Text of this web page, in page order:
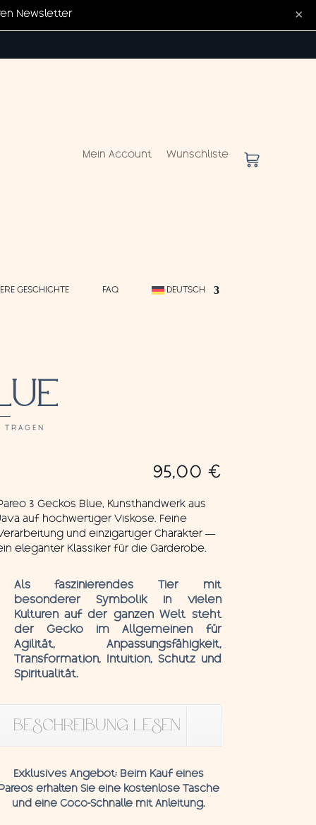
Mein Account Wunschliste
GESCHICHTE FAQ DEUTSCH
95,00 €
3 Geckos Blue, Kunsthandwerk aus
auf hochwertiger Viskose. Feine
und einzigartiger Charakter —
eleganter Klassiker für die Garderobe.
Als faszinierendes Tier mit
besonderer Symbolik in vielen
Kulturen auf der ganzen Welt steht
der Gecko im Allgemeinen für
Agilität, Anpassungsfähigkeit,
Transformation, Intuition, Schutz und
Spiritualität.
BESCHREIBUNG LESEN
Exklusives Angebot: Beim Kauf eines
erhalten Sie eine kostenlose Tasche
und eineCoco-Schnalle mitAnleitung.
Newsletter ×